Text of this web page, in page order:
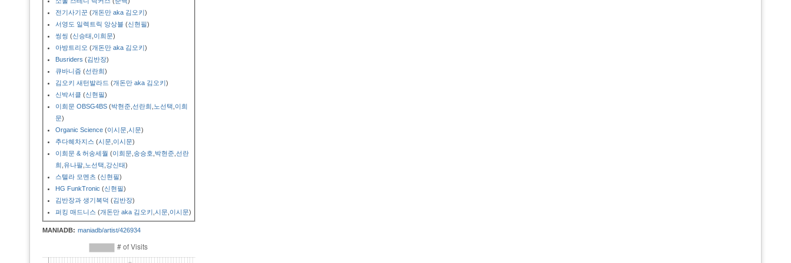
전기사기꾼 (개돈만 aka 김오키)
서영도 일렉트릭 앙상블 (신현필)
씽씽 (신승태 이희문)
아방트리오 (개돈만 aka 김오키)
Busriders (김반장)
큐바니즘 (선란희)
김오키 새턴발라드 (개돈만 aka 김오키)
신박서클 (신현필)
이희문 OBSG4BS (박현준 선란희 노선택 이희
문)
Organic Science (이시문 시문)
추다혜차지스 (시문 이시문)
이희문 & 허송세월 (이희문 송승호 박현준 선란
희 유나팔 노선택 강신태)
스텔라 모멘츠 (신현필)
HG FunkTronic (신현필)
김반장과 생기복덕 (김반장)
퍼킹 매드니스 (개돈만 aka 김오키 시문 이시문)
MANIADB: maniadb/artist/426934